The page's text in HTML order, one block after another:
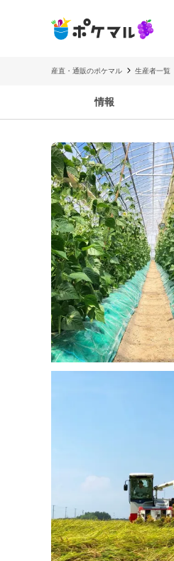
産直・通販のポケマル 生産者一覧
情報